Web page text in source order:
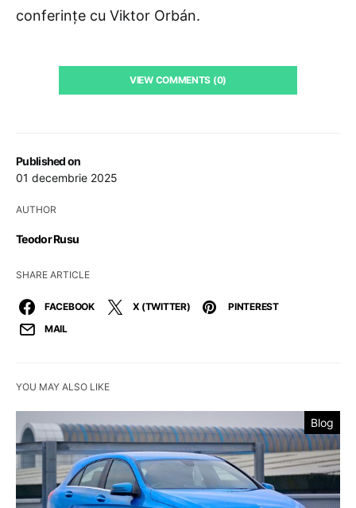
Published on
01 decembrie 2025
AUTHOR
Teodor Rusu
SHARE ARTICLE
FACEBOOK X (TWITTER)
PINTEREST
MAIL
conferinţe cu Viktor Orbán.
VIEW COMMENTS (0)
YOU MAY ALSO LIKE
Blog